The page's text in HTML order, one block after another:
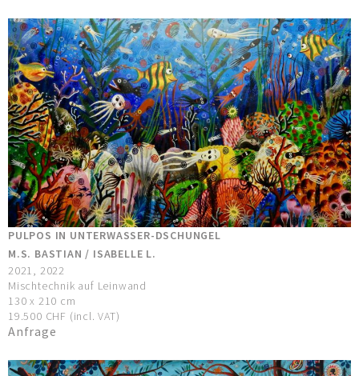
PULPOS IN UNTERWASSER-DSCHUNGEL
M.S. BASTIAN / ISABELLE L.
2021, 2022
Mischtechnik auf Leinwand
130 x 210 cm
19.500 CHF (incl. VAT)
Anfrage